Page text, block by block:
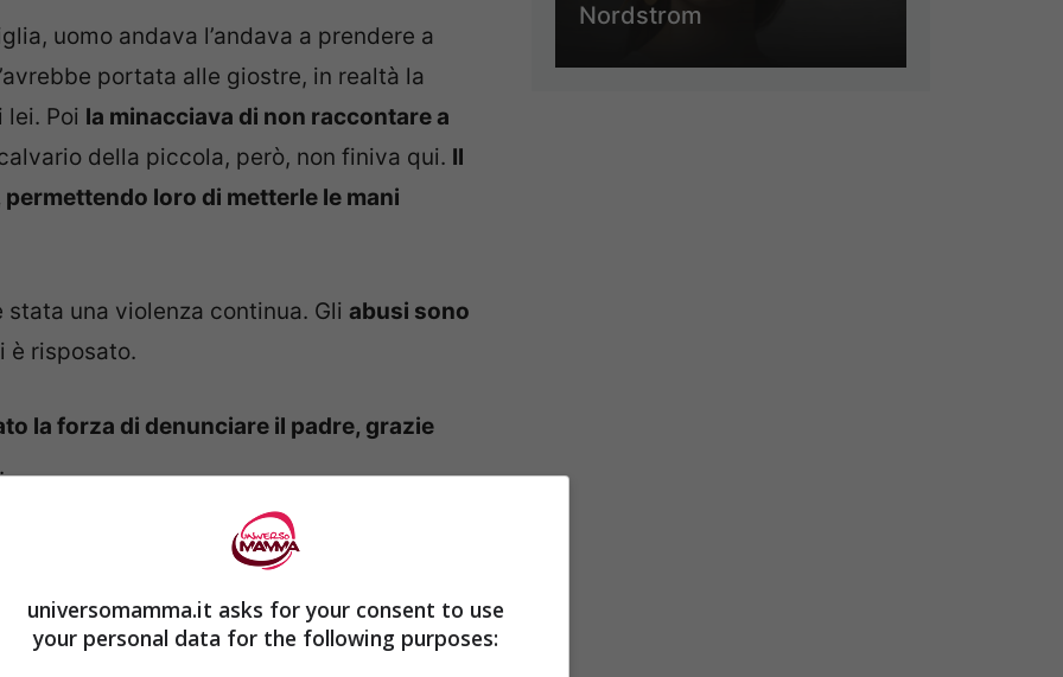
uomo andava l’andava a prendere a
portata alle giostre, in realtà la
Poi la minacciava di non raccontare a
della piccola, però, non finiva qui. Il
permettendo loro di metterle le mani
stata una violenza continua. Gli abusi sono
è risposato.
la forza di denunciare il padre, grazie
.
condannato a 10 anni di carcere
poi confermata anche dalla Corte
dovuto dichiarare il non luogo a procedere
Nordstrom
universomamma.it asks for your consent to use
your personal data for the following purposes: